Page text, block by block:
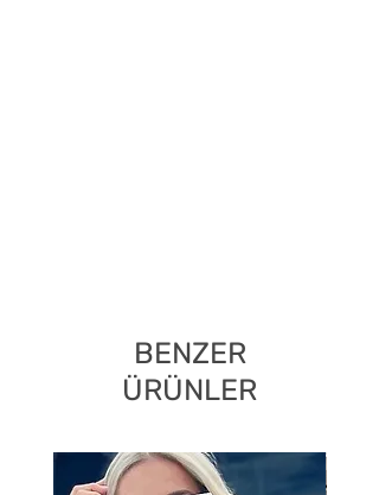
BENZER
ÜRÜNLER